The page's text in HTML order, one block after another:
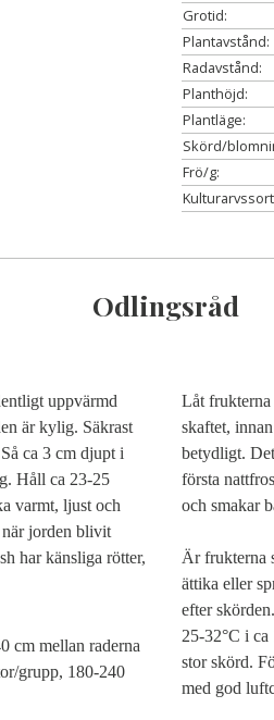
Grotid:
Plantavstånd:
Radavstånd:
Planthöjd:
Plantläge:
Skörd/
Frö/g:
Odlingsråd
uppvärmd
är kylig. Säkrast
ca 3 cm djupt i
Håll ca 23-25
varmt, ljust och
när jorden blivit
har känsliga rötter,
cm mellan raderna
grupp, 180-240
Låt frukterna
skaftet,
betydligt.
första
och smakar
Är frukterna
ättika eller
efter
25-32°C i
stor skörd.
med god